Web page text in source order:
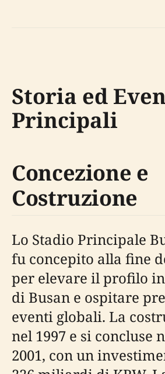
Storia ed
Principali
Concezione e
Costruzione
Lo Stadio Principale
fu concepito alla fine
per elevare il profilo
di Busan e ospitare
eventi globali. La
nel 1997 e si concluse
2001, con un